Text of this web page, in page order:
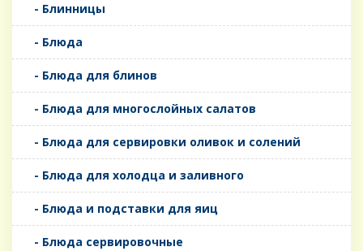
- Блинницы
- Блюда
- Блюда для блинов
- Блюда для многослойных салатов
- Блюда для сервировки оливок и солений
- Блюда для холодца и заливного
- Блюда и подставки для яиц
- Блюда сервировочные